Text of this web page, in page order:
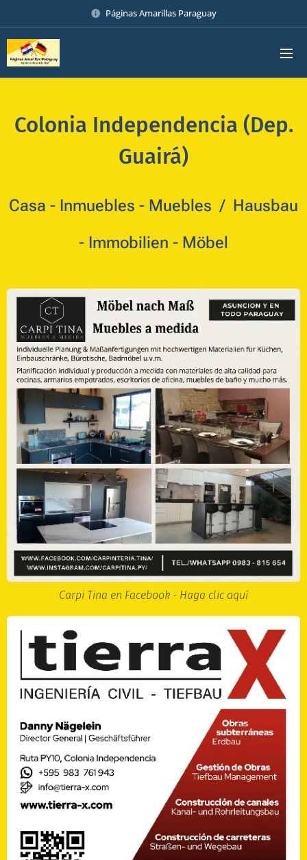
Páginas Amarillas Paraguay
Colonia Independencia (Dep.
Guairá)
Casa - Inmuebles - Muebles / Hausbau
- Immobilien - Möbel
Carpi Tina en Facebook - Haga clic aquí